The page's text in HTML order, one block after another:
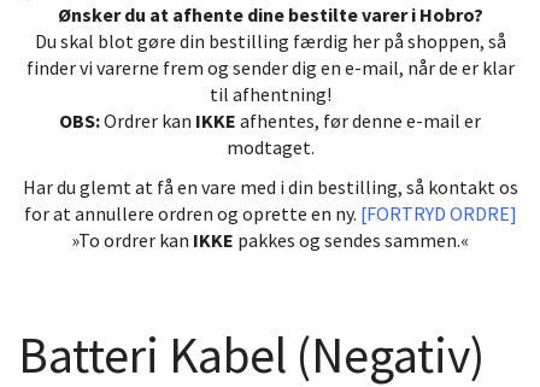
Ønsker du at afhente dine bestilte varer i Hobro?
Du skal blot gøre din bestilling færdig her på shoppen, så
finder vi varerne frem og sender dig en e-mail, når de er klar
til afhentning!
OBS:Ordrer kan IKKE afhentes, før denne e-mail er
modtaget.
Har du glemt at få en vare med i din bestilling, så kontakt os
for at annullere ordren og oprette en ny. [FORTRYD ORDRE]
»To ordrer kan IKKE pakkes og sendes sammen.«
Batteri Kabel (Negativ)